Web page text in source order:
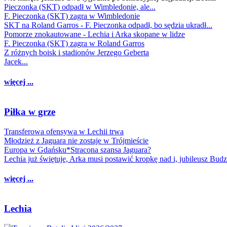
Pieczonka (SKT) odpadł w Wimbledonie, ale...
F. Pieczonka (SKT) zagra w Wimbledonie
SKT na Roland Garros - F. Pieczonka odpadł, bo sędzia ukradł...
Pomorze znokautowane - Lechia i Arka skopane w lidze
F. Pieczonka (SKT) zagra w Roland Garros
Z różnych boisk i stadionów Jerzego Geberta
Jacek...
więcej ...
Piłka w grze
Transferowa ofensywa w Lechii trwa
Młodzież z Jaguara nie zostaje w Trójmieście
Europa w Gdańsku*Stracona szansa Jaguara?
Lechia już świętuje, Arka musi postawić kropkę nad i, jubileusz
więcej ...
Lechia